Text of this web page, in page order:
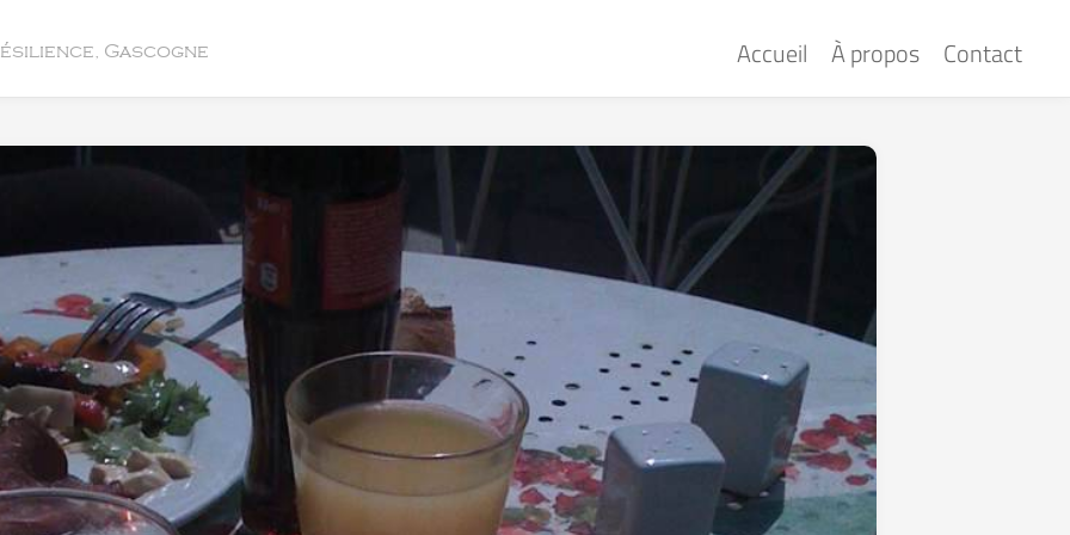
Gascogne Accueil À propos Contact